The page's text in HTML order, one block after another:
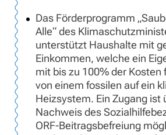
Das Förderprogramm
Alle“ des
unterstützt Haushalte mit
Einkommen, welche ein
mit bis zu 100% der Kosten
von einem fossilen auf ein
Heizsystem. Ein Zugang ist
Nachweis des
ORF-Beitragsbefreiung